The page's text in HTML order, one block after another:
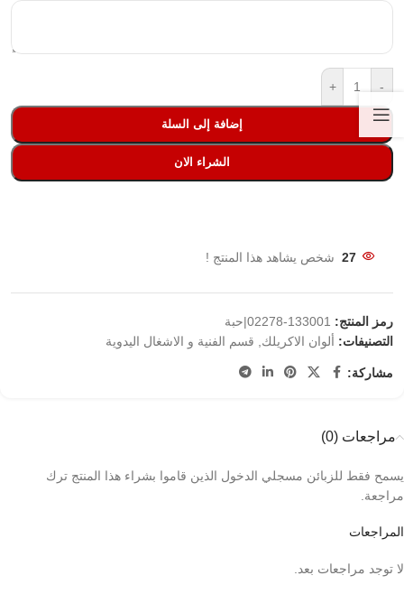
-
+
إضافة إلى السلة
الشراء الان
27 شخص يشاهد هذا المنتج !
رمز المنتج: 133001-02278|حبة
التصنيفات: ألوان الاكريلك قسم الفنية و الاشغال اليدوية
مشاركة:
مراجعات (0)
المراجعات
لا توجد مراجعات بعد.
يسمح فقط للزبائن مسجلي الدخول الذين قاموا بشراء هذا المنتج ترك
مراجعة.